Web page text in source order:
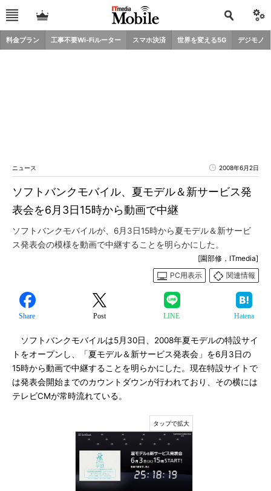
料金プラン 工事不要Wi-Fiルーター スマホ決済 世界を変える5G デジモノ
ニュース 2008年6月2日
ソフトバンクモバイル、夏モデル＆新サービス発
表会を6月3日15時から動画で中継
ソフトバンクモバイルが、6月3日15時から夏モデル＆新サービ
ス発表会の模様を動画で中継することを明らかにした。
[園部修，ITmedia]
PC用表示
関連情報
Share Post LINE Hatena
ソフトバンクモバイルは5月30日、2008年夏モデルの特設サイ
トをオープンし、「夏モデル＆新サービス発表会」を6月3日の
15時から動画で中継することを明らかにした。現在特設サイトで
は発表会開始までのカウントダウンが行われており、その横には
テレビCMが常時流れている。